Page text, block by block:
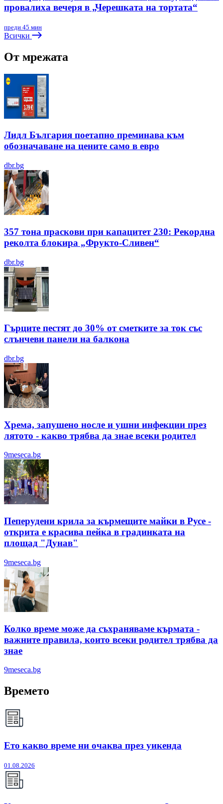
провалиха вечеря в „Черешката на тортата“
преди 45 мин
Всички
От мрежата
Лидл България поетапно преминава към
обозначаване на цените само в евро
dbr.bg
357 тона праскови при капацитет 230: Рекордна
реколта блокира „Фрукто-Сливен“
dbr.bg
Гърците пестят до 30% от сметките за ток със
слънчеви панели на балкона
dbr.bg
Хрема, запушено носле и ушни инфекции през
лятотo - какво трябва да знае всеки родител
9meseca.bg
Пеперудени крила за кърмещите майки в Русе -
открита е красива пейка в градинката на
площад "Дунав"
9meseca.bg
Колко време може да съхраняваме кърмата -
важните правила, които всеки родител трябва да
знае
9meseca.bg
Времето
Ето какво време ни очаква през уикенда
01.08.2026